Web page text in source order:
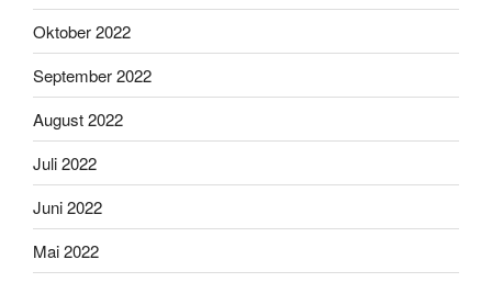
Oktober 2022
September 2022
August 2022
Juli 2022
Juni 2022
Mai 2022